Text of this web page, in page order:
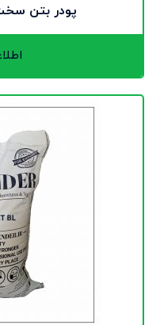
پودر بتن سخت